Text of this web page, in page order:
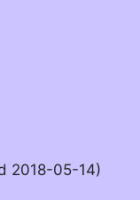
2018-05-14)